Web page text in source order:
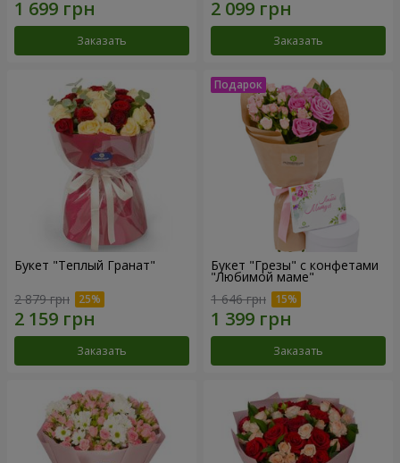
Заказать Заказать
Букет "Теплый Гранат"
2 879 грн
Заказать
Букет "Грезы" с конфетами
"Любимой маме"
1 646 грн
Заказать